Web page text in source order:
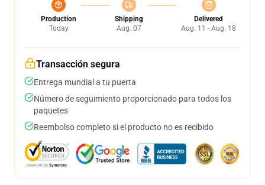
Production
Today
Shipping
Aug. 07
Delivered
Aug. 11 - Aug. 18
Transacción segura
Entrega mundial a tu puerta
Número de seguimiento proporcionado para todos los
paquetes
Reembolso completo si el producto no es recibido